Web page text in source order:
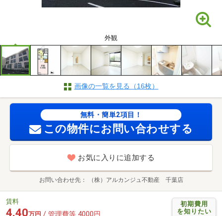
外観
画像の一覧を見る（16枚）
無料・簡単2項目！
この物件にお問い合わせする
お気に入りに追加する
お問い合わせ先 （株）アルカンジュ不動産 千葉店
初期費用
を知りたい
賃料
4.40万円 / 管理費等 4000円